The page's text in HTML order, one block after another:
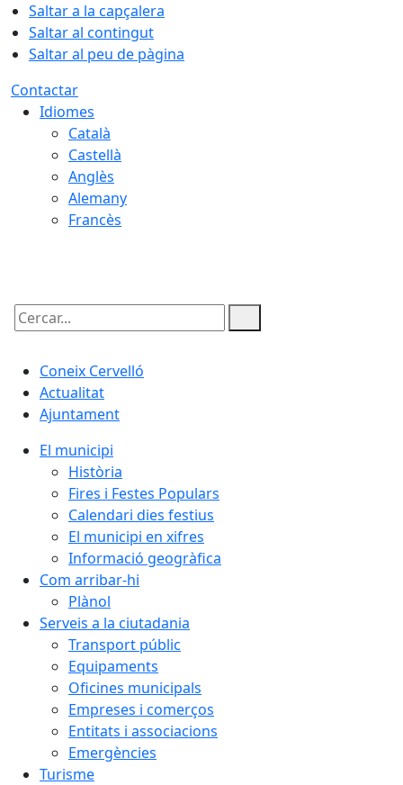
Saltar a la capçalera
Saltar al contingut
Saltar al peu de pàgina
Contactar
Idiomes
Català
Castellà
Anglès
Alemany
Francès
Cercar:
Coneix Cervelló
Actualitat
Ajuntament
El municipi
Història
Fires i Festes Populars
Calendari dies festius
El municipi en xifres
Informació geogràfica
Com arribar-hi
Plànol
Serveis a la ciutadania
Transport públic
Equipaments
Oficines municipals
Empreses i comerços
Entitats i associacions
Emergències
Turisme